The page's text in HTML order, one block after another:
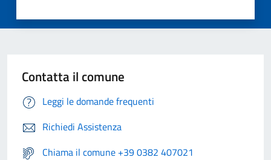
Contatta il comune
Leggi le domande frequenti
Richiedi Assistenza
Chiama il comune +39 0382 407021